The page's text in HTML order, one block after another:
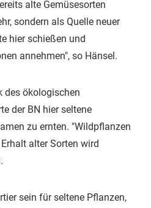
alte Gemüsesorten
sondern als Quelle neuer
hier schießen und
annehmen", so Hänsel.
des ökologischen
der BN hier seltene
zu ernten. "Wildpflanzen
alter Sorten wird
sein für seltene Pflanzen,